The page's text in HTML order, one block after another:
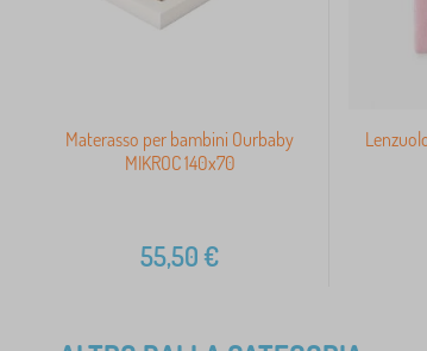
Materasso per bambini Ourbaby
MIKROC 140x70
55,50€